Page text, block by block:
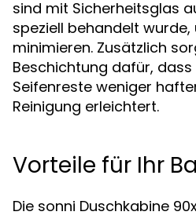
sind mit Sicherheitsglas
speziell behandelt wurde,
minimieren. Zusätzlich
Beschichtung dafür,
Seifenreste weniger
Reinigung erleichtert.
Vorteile für Ihr
Die sonni Duschkabine